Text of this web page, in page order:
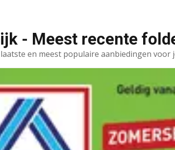
- Meest recente
en meest populaire aanbiedingen voor